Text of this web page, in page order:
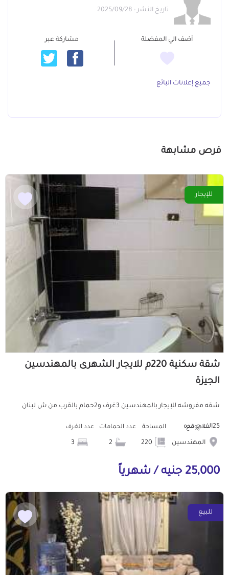
تاريخ النشر : 2025/09/28
أضف الي المفضلة مشاركة عبر
جميع إعلانات البائع
فرص مشابهة
للإيجار
شقة سكنية 220م للايجار الشهرى بالمهندسين
الجيزة
شقه مفروشه للإيجار بالمهندسين 3غرف و2حمام بالقرب من ش لبنان
25الف ج مده الموقع
المهندسين
المساحة عدد الحمامات عدد الغرف
25,000 جنيه / شهرياً
للبيع